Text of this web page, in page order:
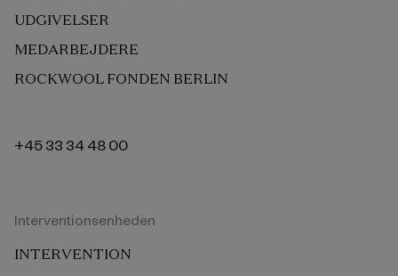
UDGIVELSER
MEDARBEJDERE
ROCKWOOL FONDEN BERLIN
+45 33 34 48 00
Interventionsenheden
INTERVENTION